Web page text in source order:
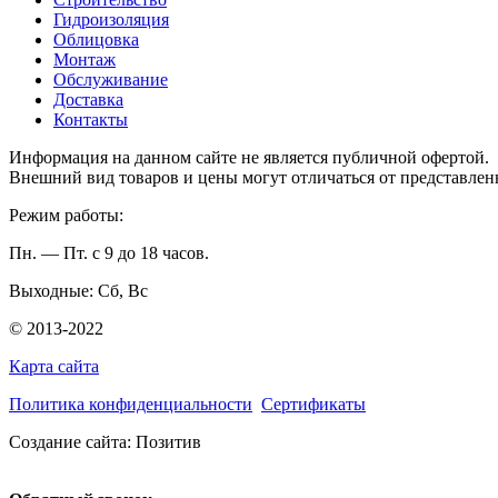
Гидроизоляция
Облицовка
Монтаж
Обслуживание
Доставка
Контакты
Информация на данном сайте не является публичной офертой.
Внешний вид товаров и цены могут отличаться от
Режим работы:
Пн. — Пт. с 9 до 18 часов.
Выходные: Сб, Вс
© 2013-2022
Карта сайта
Политика конфиденциальности Сертификаты
Создание сайта: Позитив